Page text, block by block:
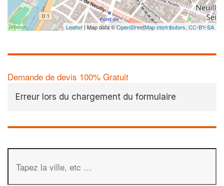
Leaflet| Map data ©OpenStreetMap contributors, CC-BY-SA
Demande de devis 100% Gratuit
Erreur lors du chargement du formulaire